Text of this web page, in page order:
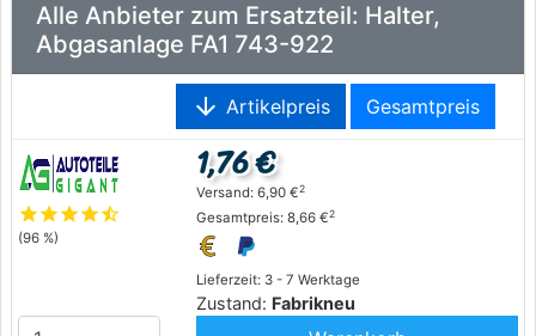
Alle Anbieter zum Ersatzteil: Halter,
Abgasanlage FA1 743-922
arrow_downward Artikelpreis Gesamtpreis
starstarstarstarstar_half
(96 %)
Lieferzeit: 3 - 7 Werktage
Zustand: Fabrikneu
1,76 €
Versand: 6,90 €2
Gesamtpreis: 8,66 €2